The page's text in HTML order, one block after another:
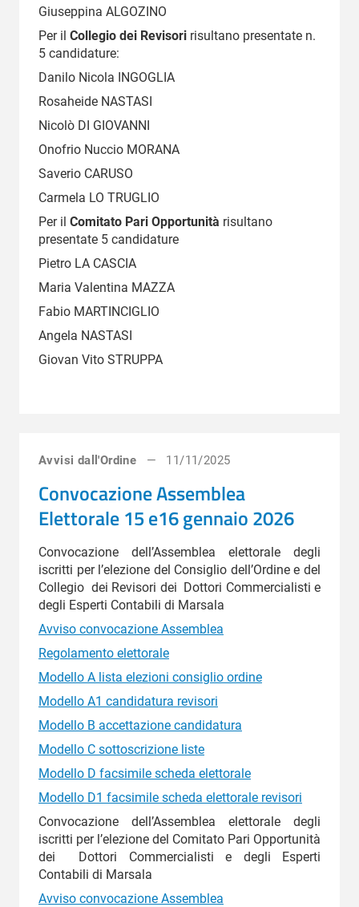
Giuseppina ALGOZINO
Per il Collegio dei Revisori risultano presentate n.
5 candidature:
Danilo Nicola INGOGLIA
Rosaheide NASTASI
Nicolò DI GIOVANNI
Onofrio Nuccio MORANA
Saverio CARUSO
Carmela LO TRUGLIO
Per il Comitato Pari Opportunità risultano
presentate 5 candidature
Pietro LA CASCIA
Maria Valentina MAZZA
Fabio MARTINCIGLIO
Angela NASTASI
Giovan Vito STRUPPA
Avvisi dall'Ordine 11/11/2025
Convocazione Assemblea
Elettorale 15 e16 gennaio 2026
Convocazione dell’Assemblea elettorale degli
iscritti per l’elezione del Consiglio dell’Ordine e del
Collegio dei Revisori dei Dottori Commercialisti e
degli Esperti Contabili di Marsala
Avviso convocazione Assemblea
Regolamento elettorale
Modello A lista elezioni consiglio ordine
Modello A1 candidatura revisori
Modello B accettazione candidatura
Modello C sottoscrizione liste
Modello D facsimile scheda elettorale
Modello D1 facsimile scheda elettorale revisori
Convocazione dell’Assemblea elettorale degli
iscritti per l’elezione del Comitato Pari Opportunità
dei Dottori Commercialisti e degli Esperti
Contabili di Marsala
Avviso convocazione Assemblea